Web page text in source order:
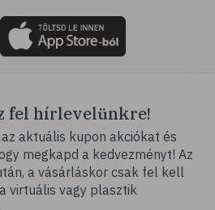
fel hírlevelünkre!
aktuális kupon akciókat és
megkapd a kedvezményt! Az
a vásárláskor csak fel kell
virtuális vagy plasztik